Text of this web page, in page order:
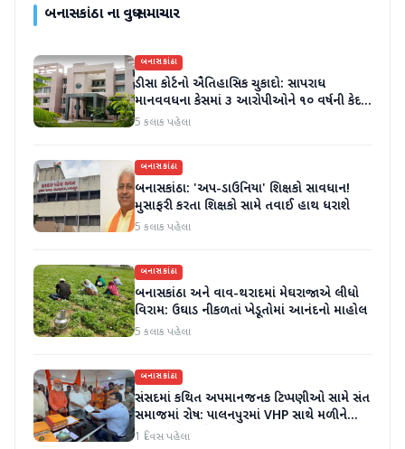
બનાસકાંઠાના વધુ સમાચાર
બનાસકાંઠા
ડીસા કોર્ટનો ઐતિહાસિક ચુકાદો: સાપરાધ
માનવવધના કેસમાં ૩ આરોપીઓને ૧૦ વર્ષની કેદ
અને ૬ લાખનો દંડ
5 કલાક પહેલા
બનાસકાંઠા
બનાસકાંઠા: 'અપ-ડાઉનિયા' શિક્ષકો સાવધાન!
મુસાફરી કરતા શિક્ષકો સામે તવાઈ હાથ ધરાશે
5 કલાક પહેલા
બનાસકાંઠા
બનાસકાંઠા અને વાવ-થરાદમાં મેઘરાજાએ લીધો
વિરામ: ઉઘાડ નીકળતાં ખેડૂતોમાં આનંદનો માહોલ
5 કલાક પહેલા
બનાસકાંઠા
સંસદમાં કથિત અપમાનજનક ટિપ્પણીઓ સામે સંત
સમાજમાં રોષ: પાલનપુરમાં VHP સાથે મળીને
અધિક કલેક્ટરને આવેદનપત્ર આપ્યું
1 દિવસ પહેલા